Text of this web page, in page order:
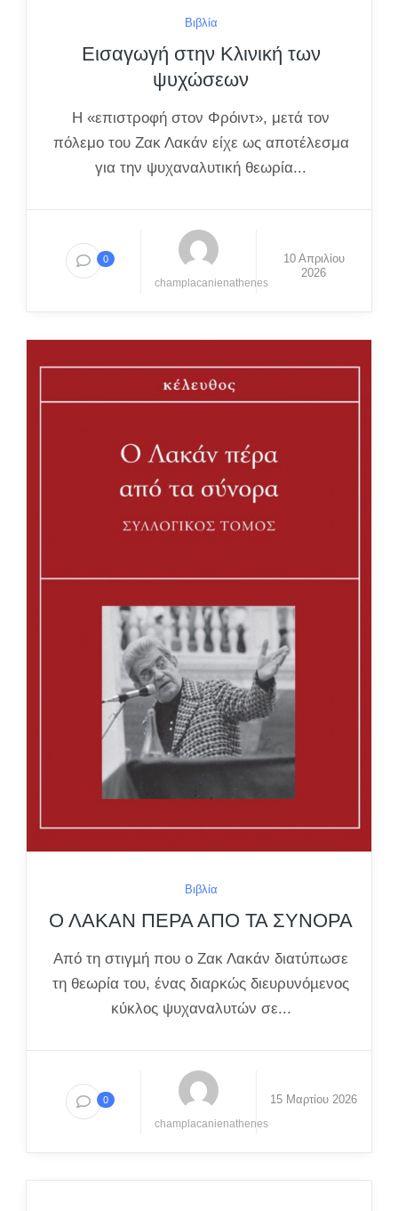
Βιβλία
Εισαγωγή στην Κλινική των
ψυχώσεων
Η «επιστροφή στον Φρόιντ», μετά τον
πόλεμο του Ζακ Λακάν είχε ως αποτέλεσμα
για την ψυχαναλυτική θεωρία...
0
champlacanienathenes
10 Απριλίου
2026
Βιβλία
Ο ΛΑΚΑΝ ΠΕΡΑ ΑΠΟ ΤΑ ΣΥΝΟΡΑ
Από τη στιγµή που ο Ζακ Λακάν διατύπωσε
τη θεωρία του, ένας διαρκώς διευρυνόµενος
κύκλος ψυχαναλυτών σε...
0
champlacanienathenes
15 Μαρτίου 2026